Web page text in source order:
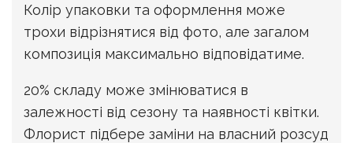
Колір упаковки та оформлення може
трохи відрізнятися від фото, але загалом
композиція максимально відповідатиме.
20% складу може змінюватися в
залежності від сезону та наявності квітки.
Флорист підбере заміни на власний розсуд